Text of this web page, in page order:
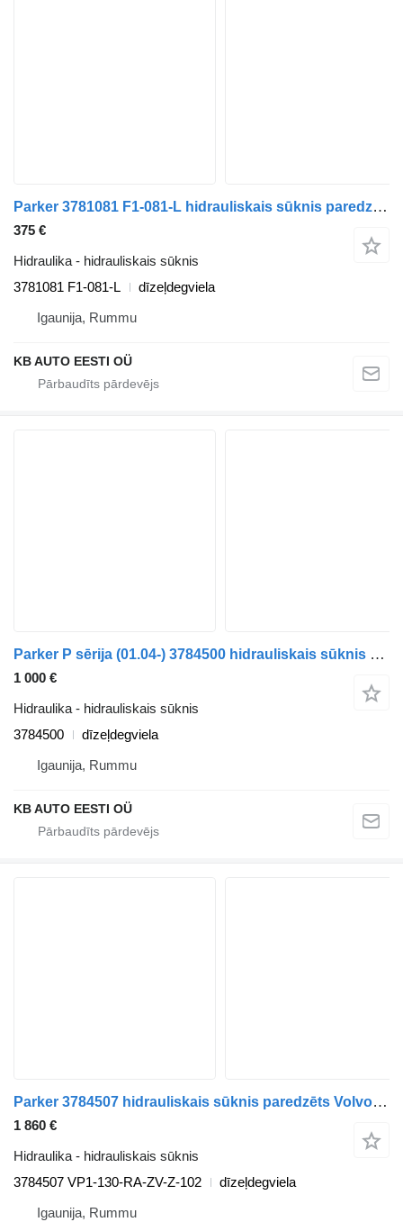
Parker 3781081 F1-081-L hidrauliskais sūknis paredzēts Scania P,G,R,T-series (2004-2017) kravas automašīnas
375 €
Hidraulika - hidrauliskais sūknis
3781081 F1-081-L
dīzeļdegviela
Igaunija, Rummu
KB AUTO EESTI OÜ
Parker P sērija (01.04-) 3784500 hidrauliskais sūknis paredzēts Scania P,G,R,T-series (2004-2017) kravas automašīnas
1 000 €
Hidraulika - hidrauliskais sūknis
3784500
dīzeļdegviela
Igaunija, Rummu
KB AUTO EESTI OÜ
Parker 3784507 hidrauliskais sūknis paredzēts Volvo FL, FE (2005-2014) kravas automašīnas
1 860 €
Hidraulika - hidrauliskais sūknis
3784507 VP1-130-RA-ZV-Z-102
dīzeļdegviela
Igaunija, Rummu